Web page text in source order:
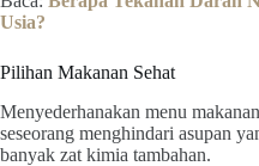
Usia?
Pilihan Makanan Sehat
Menyederhanakan menu
seseorang menghindari asupan
banyak zat kimia tambahan.